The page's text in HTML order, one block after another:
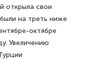
открыла свои
на треть ниже
октябре
Увеличению